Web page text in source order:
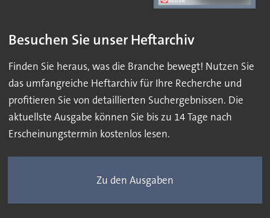
Besuchen Sie unser Heftarchiv
Finden Sie heraus, was die Branche bewegt! Nutzen Sie
das umfangreiche Heftarchiv für Ihre Recherche und
profitieren Sie von detaillierten Suchergebnissen. Die
aktuellste Ausgabe können Sie bis zu 14 Tage nach
Erscheinungstermin kostenlos lesen.
Zu den Ausgaben